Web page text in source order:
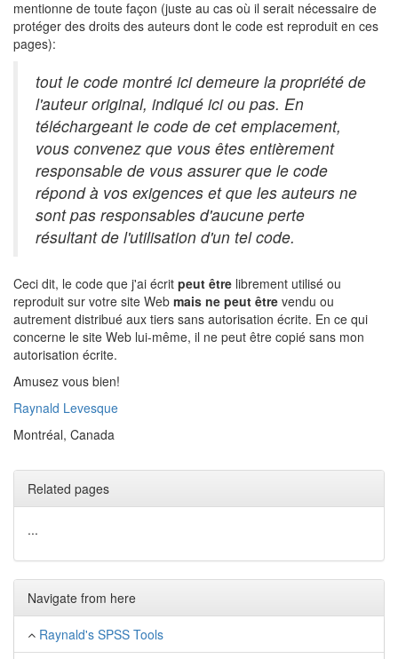
mentionne de toute façon (juste au cas où il serait nécessaire de
protéger des droits des auteurs dont le code est reproduit en ces
pages):
tout le code montré ici demeure la propriété de
l'auteur original, indiqué ici ou pas. En
téléchargeant le code de cet emplacement,
vous convenez que vous êtes entièrement
responsable de vous assurer que le code
répond à vos exigences et que les auteurs ne
sont pas responsables d'aucune perte
résultant de l'utilisation d'un tel code.
Ceci dit, le code que j'ai écrit peut être librement utilisé ou
reproduit sur votre site Web mais ne peut être vendu ou
autrement distribué aux tiers sans autorisation écrite. En ce qui
concerne le site Web lui-même, il ne peut être copié sans mon
autorisation écrite.
Amusez vous bien!
Raynald Levesque
Montréal, Canada
Related pages
...
Navigate from here
Raynald's SPSS Tools